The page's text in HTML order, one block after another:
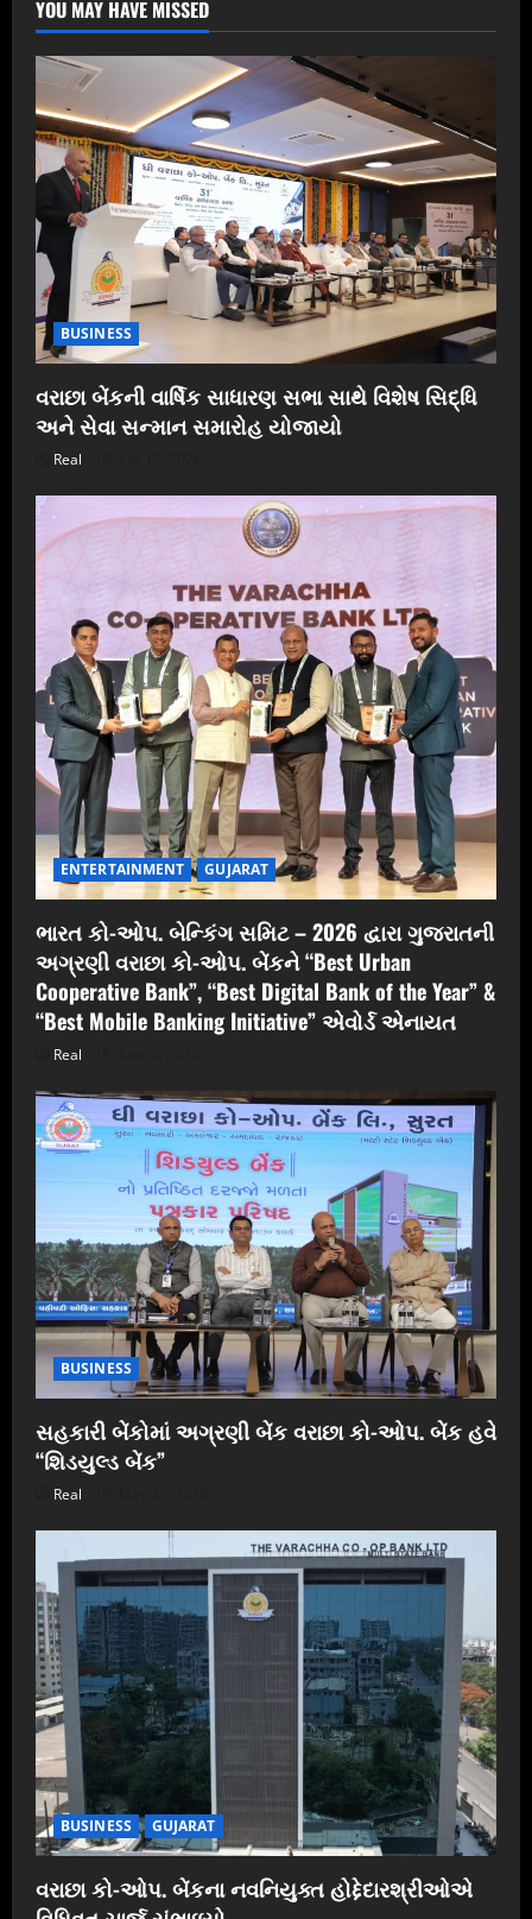
YOU MAY HAVE MISSED
BUSINESS
વરાછા બેંકની વાર્ષિક સાધારણ સભા સાથે વિશેષ સિદ્ધિ
અને સેવા સન્માન સમારોહ યોજાયો
Real
ENTERTAINMENT GUJARAT
ભારત કો-ઓપ. બેન્કિંગ સમિટ – 2026 દ્વારા ગુજરાતની
અગ્રણી વરાછા કો-ઓપ. બેંકને “Best Urban
Cooperative Bank”, “Best Digital Bank of the Year” &
“Best Mobile Banking Initiative” એવોર્ડ એનાયત
Real
BUSINESS
સહકારી બેંકોમાં અગ્રણી બેંક વરાછા કો-ઓપ. બેંક હવે
“શિડયુલ્ડ બેંક”
Real
BUSINESS GUJARAT
વરાછા કો-ઓપ. બેંકના નવનિયુક્ત હોદ્દેદારશ્રીઓએ